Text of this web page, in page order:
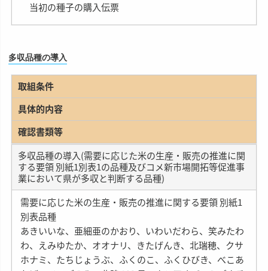
当初の種子の購入伝票
多収品種の導入
取組条件
具体的内容
確認書類等
多収品種の導入(需要に応じた米の生産・販売の推進に関
する要領 別紙1別表1の品種及びコメ新市場開拓等促進事
業において県が多収と判断する品種)
需要に応じた米の生産・販売の推進に関する要領 別紙1
別表品種
あきいいな、亜細亜のかおり、いわいだわら、笑みたわ
わ、えみゆたか、オオナリ、きたげんき、北瑞穂、クサ
ホナミ、たちじょうぶ、ふくのこ、ふくひびき、べこあ